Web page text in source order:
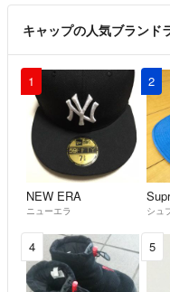
キャップの人気ブランド
1
NEW ERA
ニューエラ
2
シュ
4 5